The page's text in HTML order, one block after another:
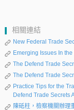
相關連結
New Federal Trade
Emerging Issues In
The Defend Trade
The Defend Trade
Practice Tips for the
Defend Trade Secrets
陳砥柱，檢察機關辦理